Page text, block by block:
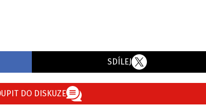
SDÍLEJ
DO DISKUZE